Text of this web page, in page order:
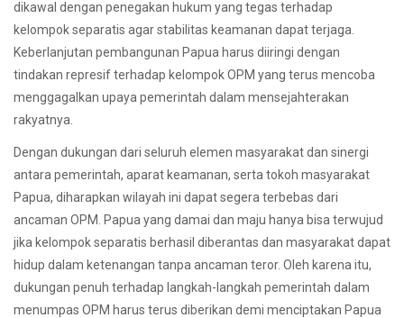
dikawal dengan penegakan hukum yang tegas terhadap
kelompok separatis agar stabilitas keamanan dapat terjaga.
Keberlanjutan pembangunan Papua harus diiringi dengan
tindakan represif terhadap kelompok OPM yang terus mencoba
menggagalkan upaya pemerintah dalam mensejahterakan
rakyatnya.
Dengan dukungan dari seluruh elemen masyarakat dan sinergi
antara pemerintah, aparat keamanan, serta tokoh masyarakat
Papua, diharapkan wilayah ini dapat segera terbebas dari
ancaman OPM. Papua yang damai dan maju hanya bisa terwujud
jika kelompok separatis berhasil diberantas dan masyarakat dapat
hidup dalam ketenangan tanpa ancaman teror. Oleh karena itu,
dukungan penuh terhadap langkah-langkah pemerintah dalam
menumpas OPM harus terus diberikan demi menciptakan Papua